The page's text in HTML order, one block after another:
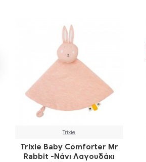
Trixie
Trixie Baby Comforter Mr
Rabbit -Νάνι Λαγουδάκι